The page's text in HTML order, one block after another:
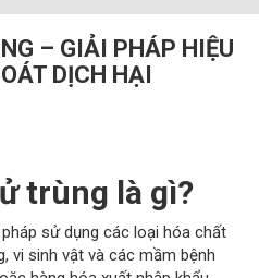
– GIẢI PHÁP HIỆU
DỊCH HẠI
trùng là gì?
sử dụng các loại hóa chất
vi sinh vật và các mầm bệnh